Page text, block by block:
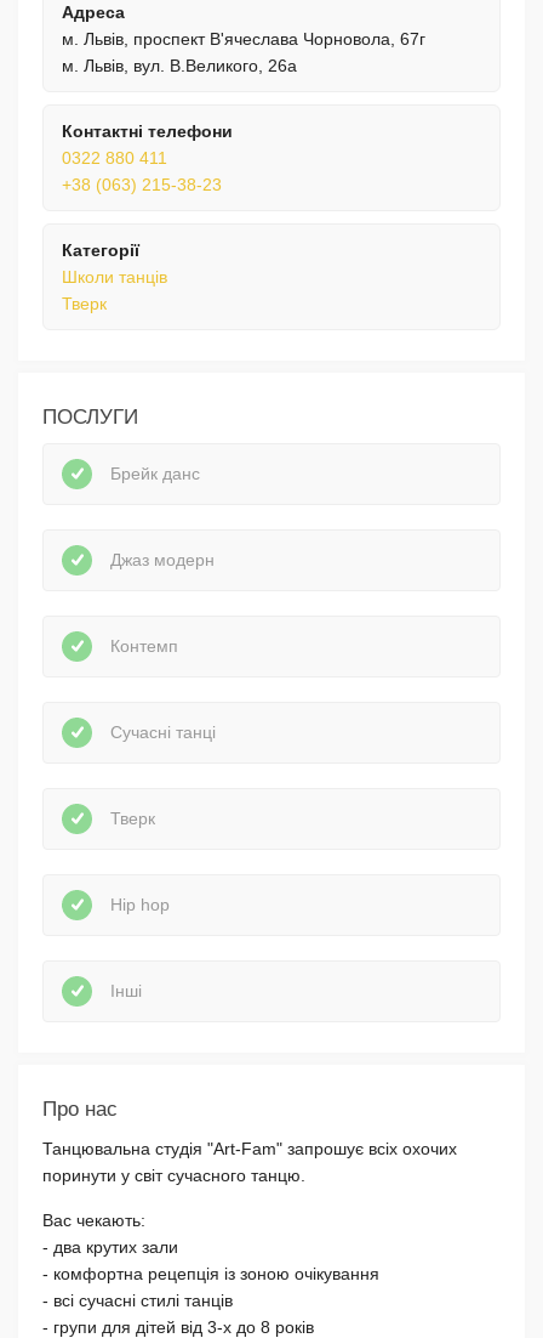
Адреса
м. Львів, проспект В'ячеслава Чорновола, 67г
м. Львів, вул. В.Великого, 26а
Контактні телефони
0322 880 411
+38 (063) 215-38-23
Категорії
Школи танців
Тверк
ПОСЛУГИ
Брейк данс
Джаз модерн
Контемп
Сучасні танці
Тверк
Hip hop
Інші
Про нас
Танцювальна студія "Art-Fam" запрошує всіх охочих
поринути у світ сучасного танцю.
Вас чекають:
- два крутих зали
- комфортна рецепція із зоною очікування
- всі сучасні стилі танців
- групи для дітей від 3-х до 8 років